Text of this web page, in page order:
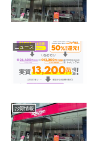
ニュース
お得情報